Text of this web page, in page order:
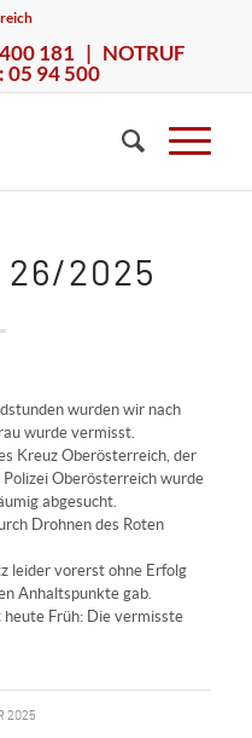
181 | NOTRUF
94 500
26/2025
wurden wir nach
wurde vermisst.
Kreuz Oberösterreich, der
Polizei Oberösterreichwurde
abgesucht.
Drohnen des Roten
leider vorerst ohne Erfolg
Anhaltspunkte gab.
Früh: Die vermisste
2025